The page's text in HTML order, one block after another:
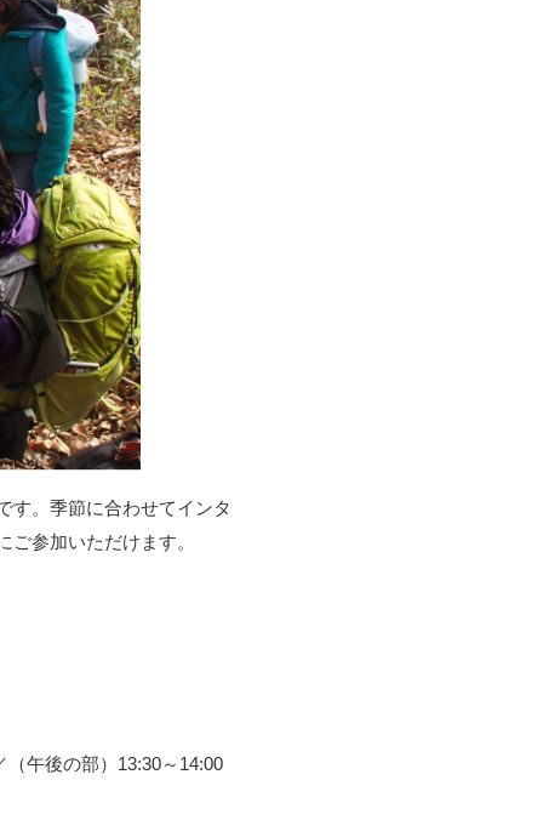
す。季節に合わせてインタ
参加いただけます。
後の部）13:30～14:00